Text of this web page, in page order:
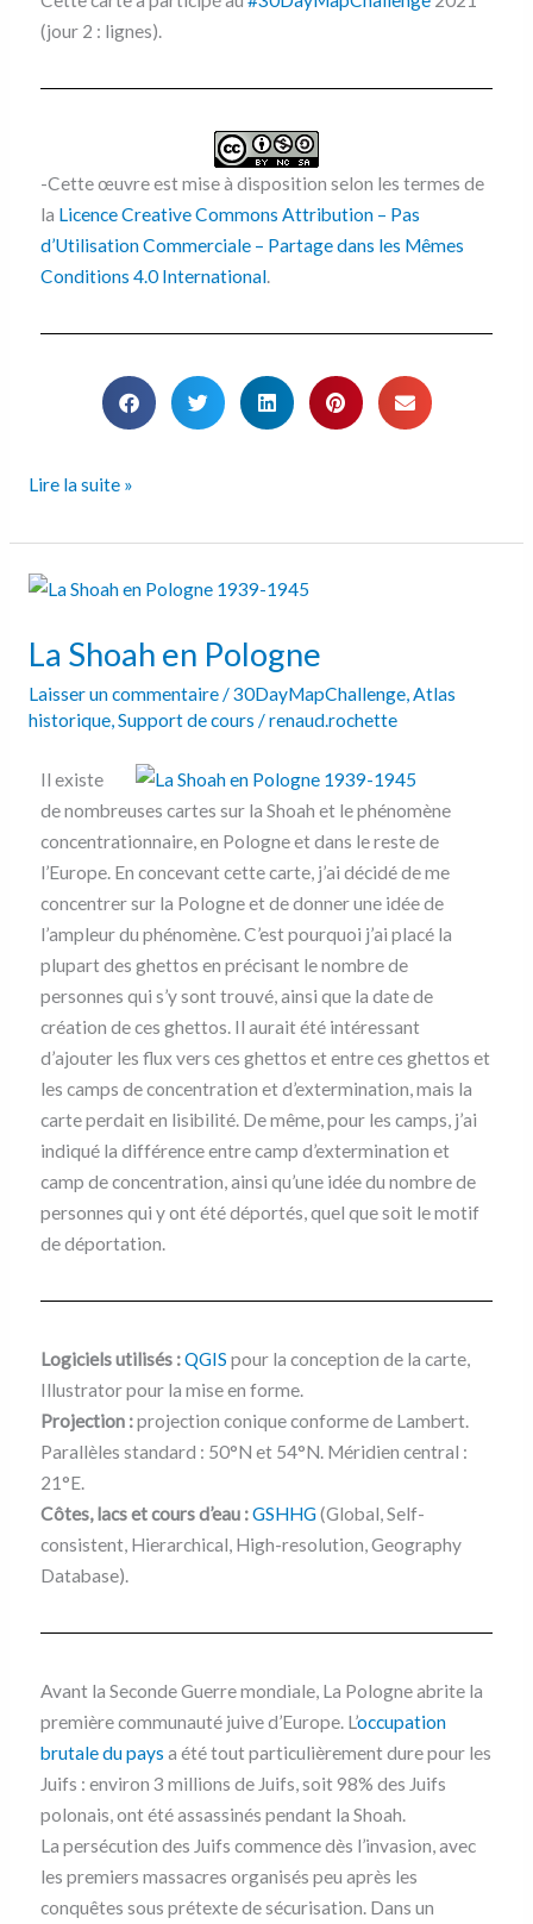
(jour 2 : lignes).
-Cette œuvre est mise à disposition selon les termes de
la Licence Creative Commons Attribution – Pas
d’Utilisation Commerciale – Partage dans les Mêmes
Conditions 4.0 International.
Lire la suite »
La Shoah en Pologne
Laisser un commentaire/30DayMapChallenge,Atlas
historique,Support de cours /renaud.rochette
Il existe
de nombreuses cartes sur la Shoah et le phénomène
concentrationnaire, en Pologne et dans le reste de
l’Europe. En concevant cette carte, j’ai décidé de me
concentrer sur la Pologne et de donner une idée de
l’ampleur du phénomène. C’est pourquoi j’ai placé la
plupart des ghettos en précisant le nombre de
personnes qui s’y sont trouvé, ainsi que la date de
création de ces ghettos. Il aurait été intéressant
d’ajouter les flux vers ces ghettos et entre ces ghettos et
les camps de concentration et d’extermination, mais la
carte perdait en lisibilité. De même, pour les camps, j’ai
indiqué la différence entre camp d’extermination et
camp de concentration, ainsi qu’une idée du nombre de
personnes qui y ont été déportés, quel que soit le motif
de déportation.
Logiciels utilisés :QGIS pour la conception de la carte,
Illustrator pour la mise en forme.
Projection :projection conique conforme de Lambert.
Parallèles standard : 50°N et 54°N. Méridien central :
21°E.
Côtes, lacs et cours d’eau :GSHHG(Global, Self-
consistent, Hierarchical, High-resolution, Geography
Database).
Avant la Seconde Guerre mondiale, La Pologne abrite la
première communauté juive d’Europe. L’occupation
brutale du pays a été tout particulièrement dure pour les
Juifs : environ 3 millions de Juifs, soit 98% des Juifs
polonais, ont été assassinés pendant la Shoah.
La persécution des Juifs commence dès l’invasion, avec
les premiers massacres organisés peu après les
conquêtes sous prétexte de sécurisation. Dans un
La
en